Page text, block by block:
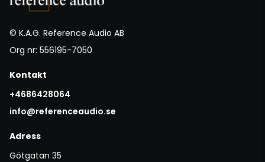
© K.A.G. Reference Audio AB
Org nr: 556195-7050
Kontakt
+4686428064
info@referenceaudio.se
Adress
Götgatan 35